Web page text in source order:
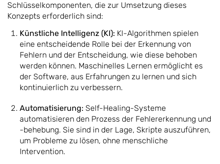
Schlüsselkomponenten, die zur Umsetzung dieses
Konzepts erforderlich sind:
Künstliche Intelligenz (KI): KI-Algorithmen spielen
eine entscheidende Rolle bei der Erkennung von
Fehlern und der Entscheidung, wie diese behoben
werden können. Maschinelles Lernen ermöglicht es
der Software, aus Erfahrungen zu lernen und sich
kontinuierlich zu verbessern.
Automatisierung: Self-Healing-Systeme
automatisieren den Prozess der Fehlererkennung und
-behebung. Sie sind in der Lage, Skripte auszuführen,
um Probleme zu lösen, ohne menschliche
Intervention.